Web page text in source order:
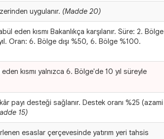
uygulanır. (Madde 20)
eden kısmı Bakanlıkça karşılanır. Süre: 2. Bölge
Oran: 6. Bölge dışı %50, 6. Bölge %100.
kısmı yalnızca 6. Bölge'de 10 yıl süreyle
payı desteği sağlanır. Destek oranı %25 (azami
15)
esaslar çerçevesinde yatırım yeri tahsis